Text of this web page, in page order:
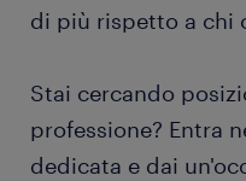
di più rispetto a chi
Stai cercando
professione? Entra
dedicata e dai